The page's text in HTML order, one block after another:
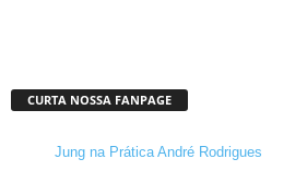
CURTA NOSSA FANPAGE
Jung na Prática André Rodrigues